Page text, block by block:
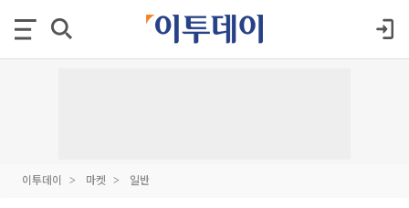
이투데이 마켓 일반